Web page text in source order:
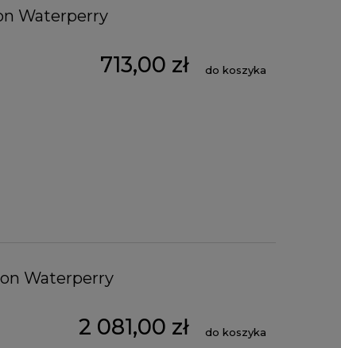
Waterperry
713,00 zł do koszyka
Waterperry
2 081,00 zł do koszyka